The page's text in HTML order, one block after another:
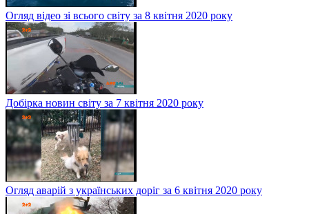
Огляд відео зі всього світу за 8 квітня 2020 року
Добірка новин світу за 7 квітня 2020 року
Огляд аварій з українських доріг за 6 квітня 2020 року